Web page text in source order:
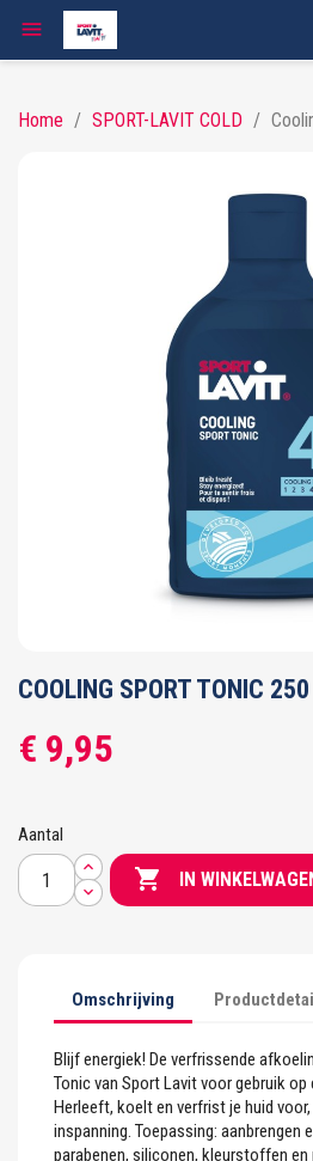

Home SPORT-LAVIT COLD
COOLING SPORT TONIC
€ 9,95
Aantal
 IN
Omschrijving
Blijf energiek! De verfrissende
Tonic van Sport Lavit voor gebruik op
Herleeft, koelt en verfrist je huid
inspanning. Toepassing: aanbrengen
parabenen, siliconen, kleurstoffen